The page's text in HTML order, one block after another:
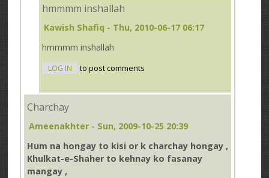
hmmmm inshallah
Kawish Shafiq - Thu, 2010-06-17 06:17
hmmmm inshallah
LOG IN to post comments
Charchay
Ameenakhter - Sun, 2009-10-25 20:39
Hum na hongay to kisi or k charchay hongay ,
Khulkat-e-Shaher to kehnay ko fasanay
mangay ,